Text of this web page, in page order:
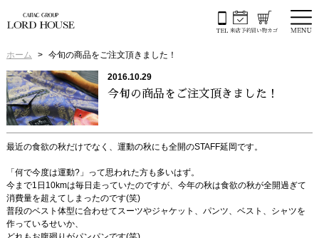
ホーム 今旬の商品をご注文頂きました！
2016.10.29
今旬の商品をご注文頂きました！
最近の食欲の秋だけでなく、運動の秋にも全開のSTAFF延岡です。
「何で今度は運動?」って思われた方も多いはず。
今まで1日10kmは毎日走っていたのですが、今年の秋は食欲の秋が全開過ぎて
消費量を超えてしまったのです(笑)
普段のベスト体型に合わせてスーツやジャケット、パンツ、ベスト、シャツを
作っているせいか、